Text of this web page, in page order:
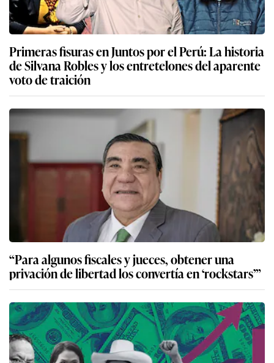
Primeras fisuras en Juntos por el Perú: La historia
de Silvana Robles y los entretelones del aparente
voto de traición
“Para algunos fiscales y jueces, obtener una
privación de libertad los convertía en ‘rockstars’”